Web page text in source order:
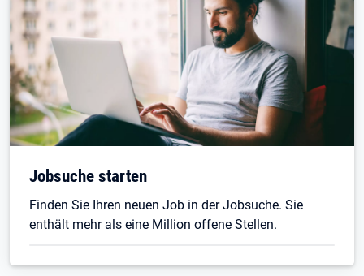
Jobsuche starten
Finden Sie Ihren neuen Job in der Jobsuche. Sie
enthält mehr als eine Million offene Stellen.